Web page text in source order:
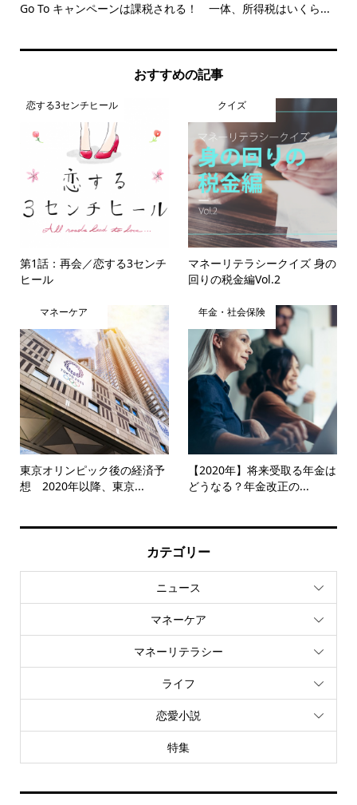
Go To キャンペーンは課税される！ 一体、所得税はいくら...
おすすめの記事
恋する3センチヒール
第1話：再会／恋する3センチ
ヒール
クイズ
マネーリテラシークイズ 身の
回りの税金編Vol.2
マネーケア
東京オリンピック後の経済予
想 2020年以降、東京...
年金・社会保険
【2020年】将来受取る年金は
どうなる？年金改正の...
カテゴリー
ニュース
マネーケア
マネーリテラシー
ライフ
恋愛小説
特集